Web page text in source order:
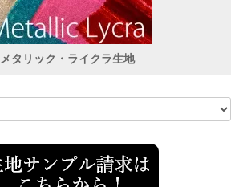
メタリック・ライクラ生地